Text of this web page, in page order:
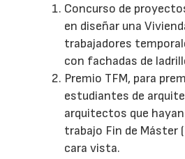
Concurso de
en diseñar una
trabajadores
con fachadas de
Premio TFM, para
estudiantes de
arquitectos que
trabajo Fin de Máster
cara vista.